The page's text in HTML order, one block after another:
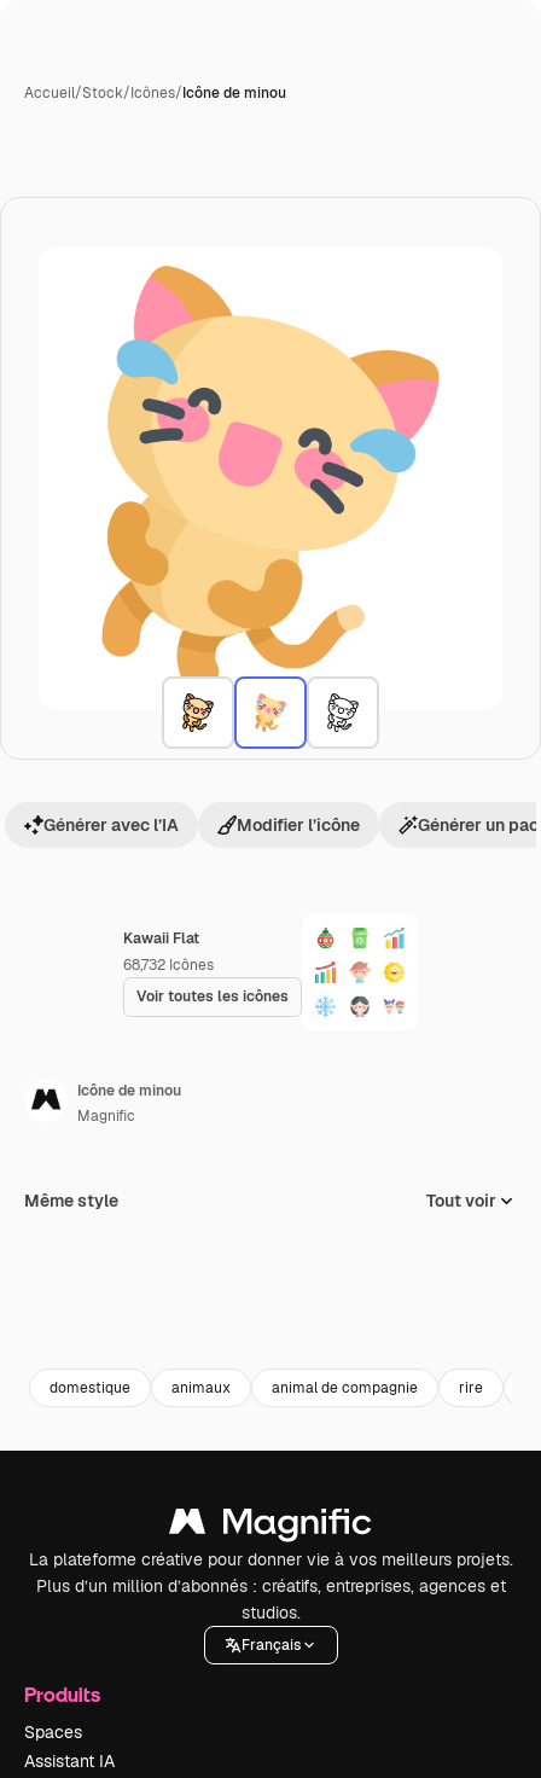
Accueil/Stock/Icônes/Icône de minou
Kawaii Flat
68,732 Icônes
Voir toutes les icônes
Générer avec l’IA Modifier l’icône Générer un
Icône de minou
Magnific
Même style Tout voir
domestique animaux animal de compagnie rire
La plateforme créative pour donner vie à vos meilleurs projets.
Plus d’un million d’abonnés : créatifs, entreprises, agences et
studios.
Français
Produits
Spaces
Assistant IA